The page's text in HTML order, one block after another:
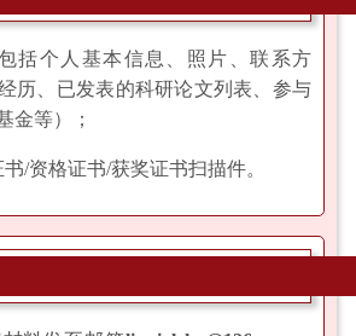
括个人基本信息、照片、联系方
历、已发表的科研论文列表、参与
金等）；
/资格证书/获奖证书扫描件。